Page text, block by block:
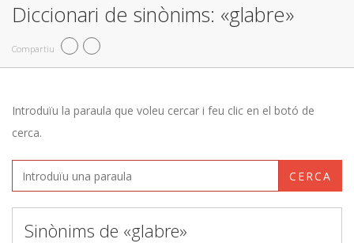
Diccionari de sinònims: «glabre»
Compartiu
Introduïu la paraula que voleu cercar i feu clic en el botó de
cerca.
CERCA
Sinònims de «glabre»